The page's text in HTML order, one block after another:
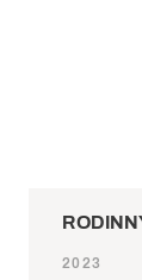
2023